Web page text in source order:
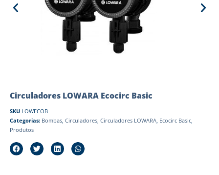
Circuladores LOWARA Ecocirc Basic
SKU LOWECOB
Categorias: Bombas, Circuladores, Circuladores LOWARA, Ecocirc Basic,
Produtos